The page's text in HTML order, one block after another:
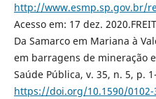
http://www.esmp.sp.gov.br/
Acesso em: 17 dez.
Da Samarco em Mariana à
em barragens de mineração
Saúde Pública, v. 35, n. 5, p.
https://doi.org/10.1590/0102-